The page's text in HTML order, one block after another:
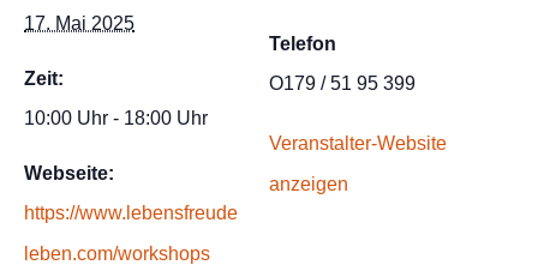
17. Mai 2025
Zeit:
10:00 Uhr - 18:00 Uhr
Webseite:
https://www.lebensfreude
leben.com/workshops
Telefon
O179 / 51 95 399
Veranstalter-Website
anzeigen